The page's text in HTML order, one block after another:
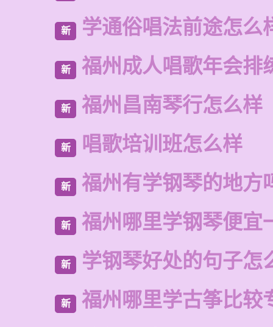
新 学通俗唱法前途怎么
新 福州成人唱歌年会排
新 福州昌南琴行怎么样
新 唱歌培训班怎么样
新 福州有学钢琴的地方
新 福州哪里学钢琴便宜
新 学钢琴好处的句子怎
新 福州哪里学古筝比较